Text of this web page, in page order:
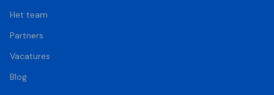
Het team
Partners
Vacatures
Blog